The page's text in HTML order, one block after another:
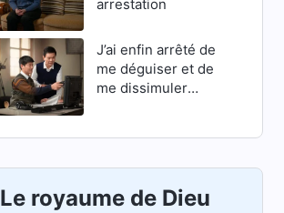
arrestation
J’ai enfin arrêté de
me déguiser et de
me dissimuler
Le royaume de Dieu